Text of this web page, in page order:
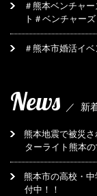
＃熊本ベンチャ
ト＃ベンチャーズ
＃熊本市婚活イ
News ／ 新
熊本地震で被災
ターライト熊本の
熊本市の高校・
付中！！